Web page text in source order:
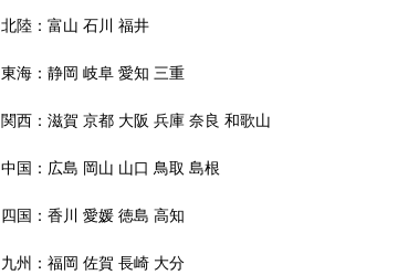
北陸： 富山 石川 福井
東海： 静岡 岐阜 愛知 三重
関西： 滋賀 京都 大阪 兵庫 奈良 和歌山
中国： 広島 岡山 山口 鳥取 島根
四国： 香川 愛媛 徳島 高知
九州： 福岡 佐賀 長崎 大分